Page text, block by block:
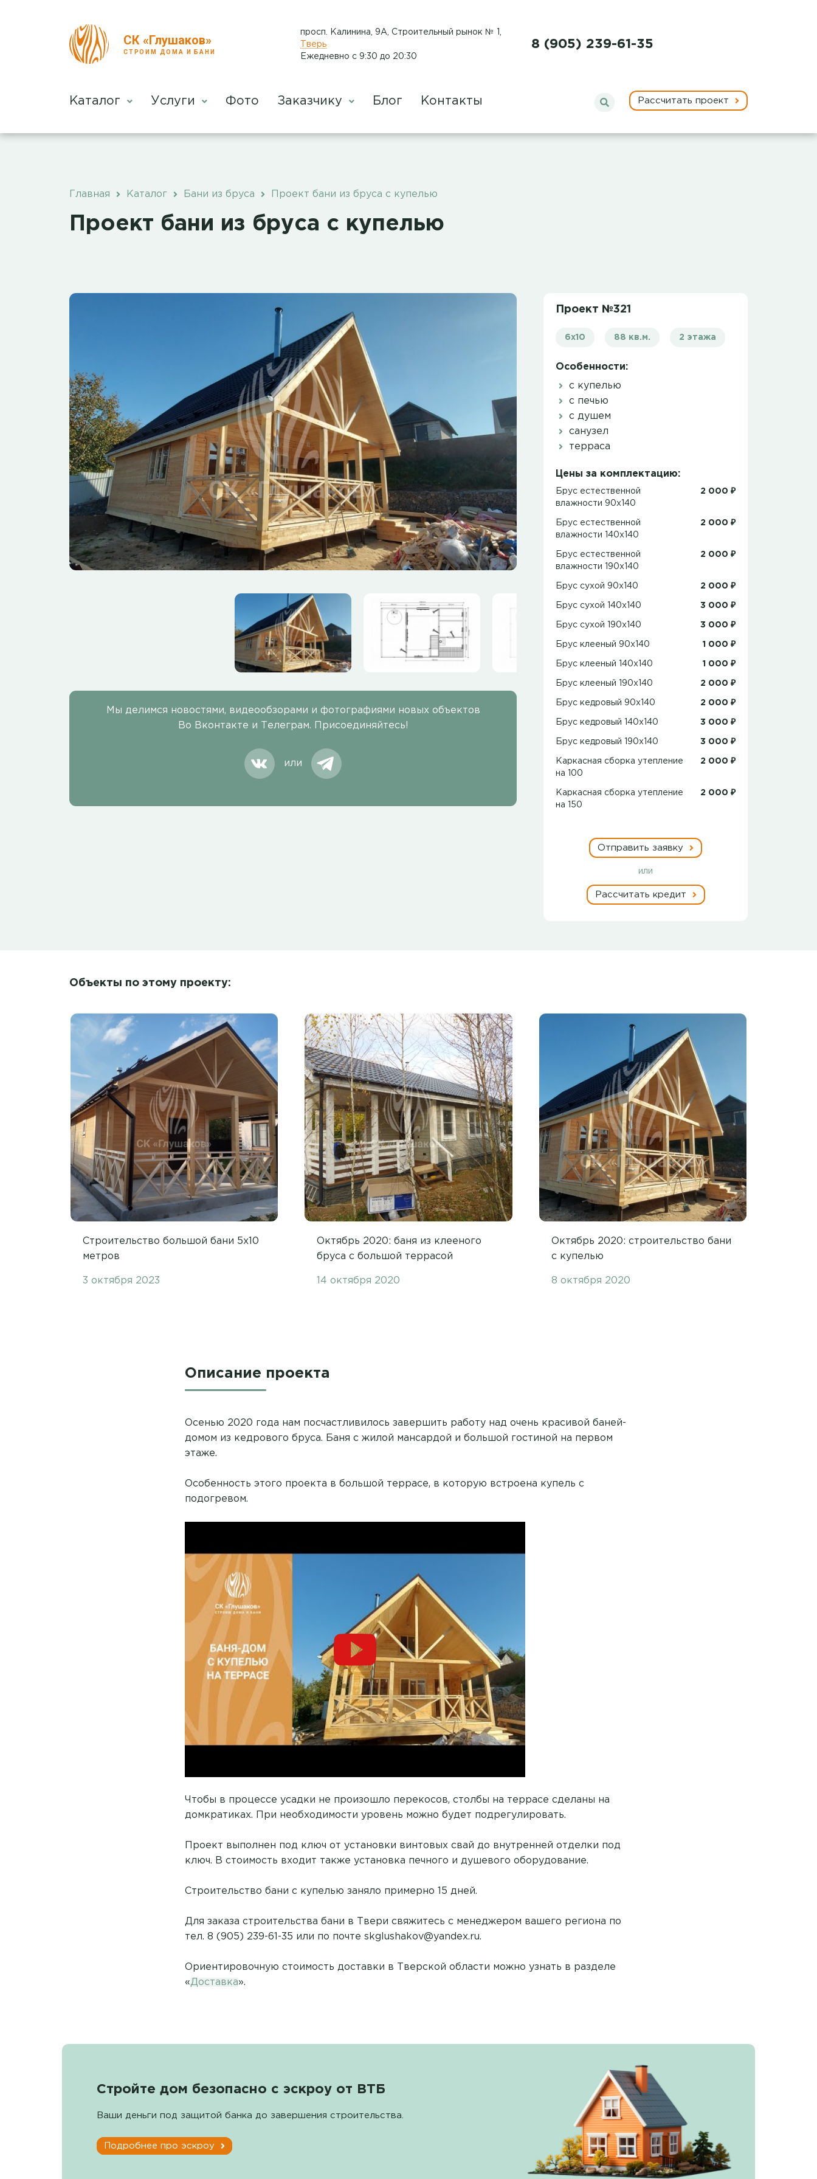
СК «Глушаков»
СТРОИМ ДОМА И БАНИ
просп. Калинина, 9А, Строительный рынок № 1
Тверь
Ежедневно с 9:30 до 20:30
8 (905) 239-61-35
Каталог Услуги Фото Заказчику Блог Контакты Рассчитать проект
Главная Каталог Бани из бруса Проект бани из бруса с купелью
Проект бани из бруса с купелью
Мы делимся новостями, видеообзорами и фотографиями новых объектов
Во Вконтакте и Телеграм. Присоединяйтесь!
или
Проект №321
6х10 88 кв.м. 2 этажа
Особенности:
с купелью
с печью
с душем
санузел
терраса
Цены за комплектацию:
Брус естественной
влажности 90x140
2 000 ₽
Брус естественной
влажности 140x140
2 000 ₽
Брус естественной
влажности 190x140
2 000 ₽
Брус сухой 90x140 2 000 ₽
Брус сухой 140x140 3 000 ₽
Брус сухой 190x140 3 000 ₽
Брус клееный 90x140 1 000 ₽
Брус клееный 140x140 1 000 ₽
Брус клееный 190x140 2 000 ₽
Брус кедровый 90x140 2 000 ₽
Брус кедровый 140x140 3 000 ₽
Брус кедровый 190x140 3 000 ₽
Каркасная сборка утепление
на 100
2 000 ₽
Каркасная сборка утепление
на 150
2 000 ₽
Отправить заявку
или
Рассчитать кредит
Объекты по этому проекту:
Строительство большой бани 5х10
метров
3 октября 2023
Октябрь 2020: баня из клееного
бруса с большой террасой
14 октября 2020
Октябрь 2020: строительство бани
с купелью
8 октября 2020
Описание проекта
Осенью 2020 года нам посчастливилось завершить работу над очень красивой баней-
домом из кедрового бруса. Баня с жилой мансардой и большой гостиной на первом
этаже.
Особенность этого проекта в большой террасе, в которую встроена купель с
подогревом.
Чтобы в процессе усадки не произошло перекосов, столбы на террасе сделаны на
домкратиках. При необходимости уровень можно будет подрегулировать.
Проект выполнен под ключ от установки винтовых свай до внутренней отделки под
ключ. В стоимость входит также установка печного и душевого оборудование.
Строительство бани с купелью заняло примерно 15 дней.
Для заказа строительства бани в Твери свяжитесь с менеджером вашего региона по
тел. 8 (905) 239-61-35 или по почте skglushakov@yandex.ru.
Ориентировочную стоимость доставки в Тверской области можно узнать в разделе
« Доставка».
Стройте дом безопасно с эскроу от ВТБ
Ваши деньги под защитой банка до завершения строительства.
Подробнее про эскроу